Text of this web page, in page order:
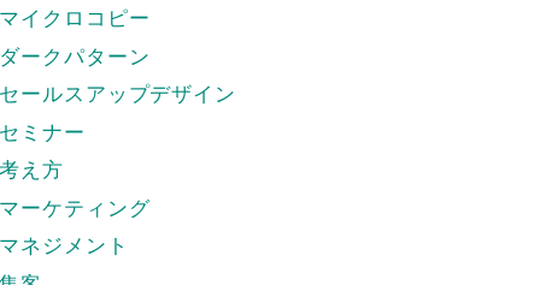
マイクロコピー
ダークパターン
セールスアップデザイン
セミナー
考え方
マーケティング
マネジメント